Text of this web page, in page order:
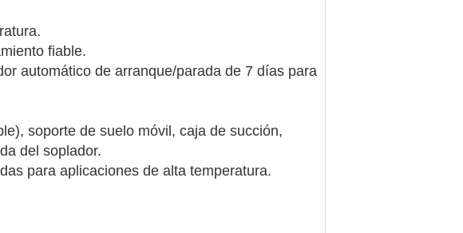
fiable.
de arranque/parada de 7 días para
soporte de suelo móvil, caja de succión,
del soplador.
para aplicaciones de alta temperatura.